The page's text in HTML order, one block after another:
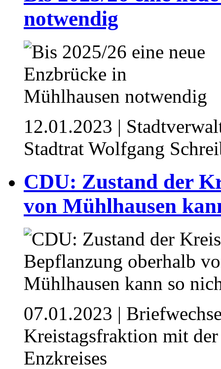
notwendig
12.01.2023 |
Stadtrat Wolfgang
CDU: Zustand der
von Mühlhausen
07.01.2023 |
Kreistagsfraktion mit
Enzkreises